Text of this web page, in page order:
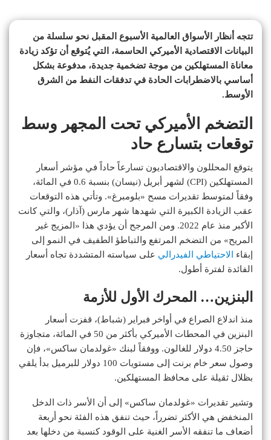
تتجه أنظار الأسواق العالمية الأسبوع المقبل نحو سلسلة من
البيانات الاقتصادية الأميركي الحاسمة، التي يُتوقع أن تؤكد زيادة
معاناة المستهلكين من موجة تضخمية جديدة، مدفوعة بشكل
أساسي بالاضطرابات الحادة في تدفقات النفط من الشرق
الأوسط.
التضخم الأميركي تحت المجهر وسط
توقعات بتسارع حاد
يتوقع المحللون والاقتصاديون تسارعاً حاداً في مؤشر أسعار
المستهلكين (CPI) لشهر أبريل (نيسان) بنسبة 0.6 في المائة،
وفقاً لمتوسط تقديرات مسح «بلومبرغ». وتأتي هذه التوقعات
عقب الزيادة الكبيرة التي شهدها شهر مارس (آذار)، والتي كانت
الأكبر منذ عام 2022. ومن المرجح أن يؤدي هذا «المزيج غير
المريح» من التضخم المرتفع والتباطؤ الطفيف في النمو إلى
إبقاء
الاحتياطي الفيدرالي على سياسته المتشددة تجاه أسعار
الفائدة لفترة أطول.
البنزين… المحرك الأول للأزمة
منذ اندلاع الصراع في أواخر فبراير (شباط)، قفزت أسعار
البنزين في المحطات الأميركي بأكثر من 50 في المائة، متجاوزة
حاجز 4.50 دولار للغالون. ووفقاً لبنك «غولدمان ساكس»، فإن
وصول سعر خام برنت إلى مستويات 100 دولار للبرميل بدأ يلقي
بظلال ثقيلة على محافظ المستهلكين.
وتشير تقديرات «غولدمان ساكس» إلى أن الأسر ذات الدخل
المنخفض هي الأكثر تضرراً، حيث تنفق هذه الفئة نحو أربعة
أضعاف ما تنفقه الأسر الغنية على الوقود كنسبة من دخلها بعد